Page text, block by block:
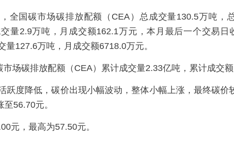
全国碳市场碳排放配额（CEA）总成交量130.5万吨，
量2.9万吨，月成交额162.1万元，本月最后一个交易日
量127.6万吨，月成交额6718.0万元。
场碳排放配额（CEA）累计成交量2.33亿吨，累计成交额
跃度降低，碳价出现小幅波动，整体小幅上涨，最终碳价
56.70元。
元，最高为57.50元。